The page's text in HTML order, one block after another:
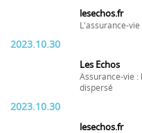
lesechos.fr
L'assurance-
2023.10.30
Les Echos
Assurance-vie :
dispersé
2023.10.30
lesechos.fr